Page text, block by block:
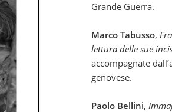
Grande Guerra.
Marco Tabusso,
lettura delle sue
accompagnate
genovese.
Paolo Bellini,